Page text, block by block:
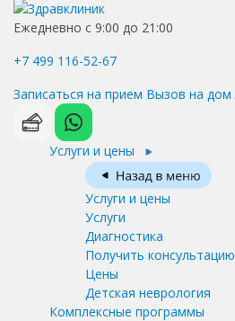
Ежедневно с 9:00 до 21:00
+7 499 116-52-67
Записаться на прием Вызов на дом
Услуги и цены
Услуги и цены
Услуги
Диагностика
Получить консультацию
Цены
Детская неврология
Комплексные программы